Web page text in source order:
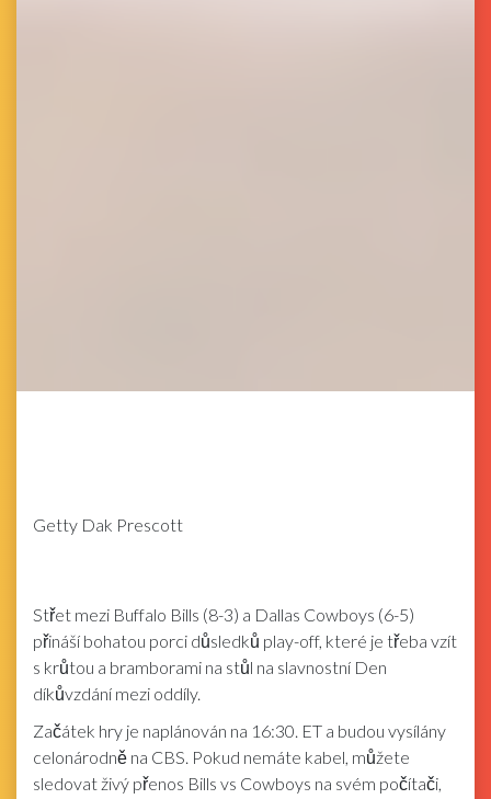
Getty Dak Prescott
Střet mezi Buffalo Bills (8-3) a Dallas Cowboys (6-5)
přináší bohatou porci důsledků play-off, které je třeba vzít
s krůtou a bramborami na stůl na slavnostní Den
díkůvzdání mezi oddíly.
Začátek hry je naplánován na 16:30. ET a budou vysílány
celonárodně na CBS. Pokud nemáte kabel, můžete
sledovat živý přenos Bills vs Cowboys na svém počítači,